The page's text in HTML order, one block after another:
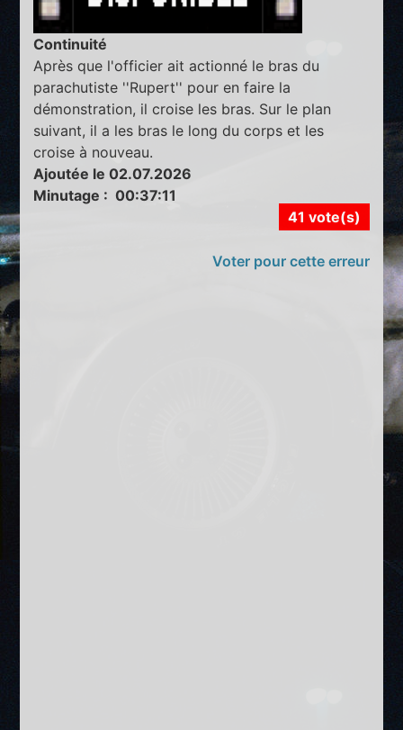
Continuité
Après que l'officier ait actionné le bras du
parachutiste ''Rupert'' pour en faire la
démonstration, il croise les bras. Sur le plan
suivant, il a les bras le long du corps et les
croise à nouveau.
Ajoutée le 02.07.2026
Minutage : 00:37:11
41 vote(s)
Voter pour cette erreur